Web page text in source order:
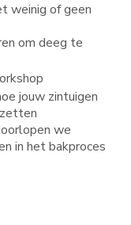
weinig of geen
om deeg te
jouw zintuigen
we
in het bakproces